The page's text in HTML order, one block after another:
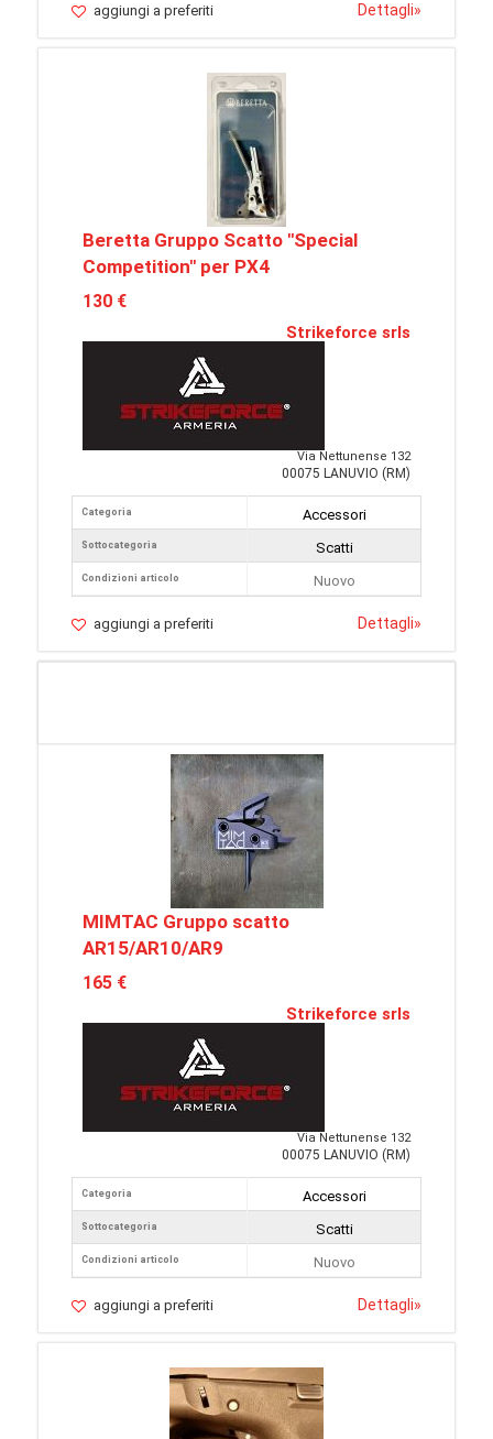
aggiungi a preferiti Dettagli»
Beretta Gruppo Scatto "Special
Competition" per PX4
130 €
Strikeforce srls
Via Nettunense 132
00075 LANUVIO (RM)
Categoria
Sottocategoria
Condizioni articolo
Accessori
Scatti
Nuovo
aggiungi a preferiti Dettagli»
MIMTAC Gruppo scatto
AR15/AR10/AR9
165 €
Strikeforce srls
Via Nettunense 132
00075 LANUVIO (RM)
Categoria
Sottocategoria
Condizioni articolo
Accessori
Scatti
Nuovo
aggiungi a preferiti Dettagli»